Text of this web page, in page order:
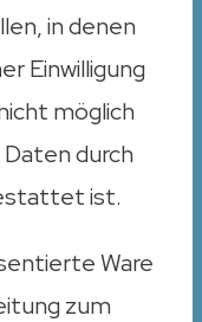
in denen
Einwilligung
möglich
durch
ist.
Ware
zum